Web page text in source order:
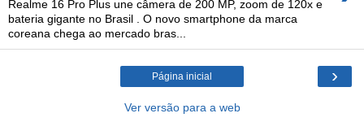
Realme 16 Pro Plus une câmera de 200 MP, zoom de 120x e
bateria gigante no Brasil . O novo smartphone da marca
coreana chega ao mercado bras...
›
Página inicial
Ver versão para a web